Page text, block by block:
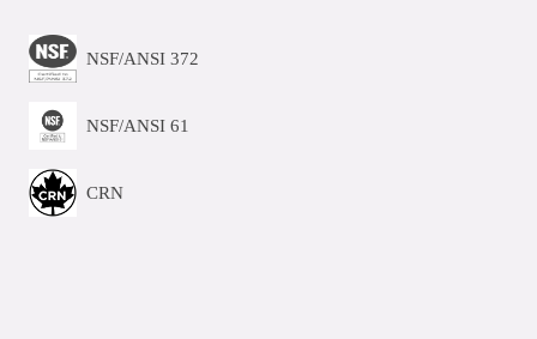
NSF/ANSI 372
NSF/ANSI 61
CRN